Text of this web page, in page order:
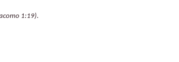
1:19).